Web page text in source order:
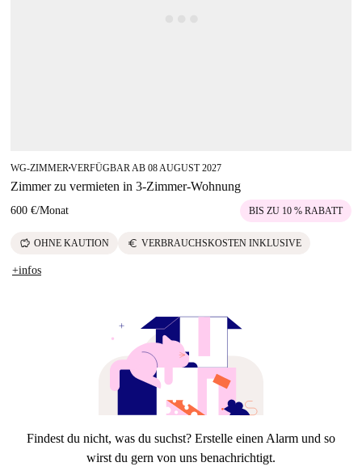
WG-ZIMMER ■VERFÜGBAR AB 08 AUGUST 2027
Zimmer zu vermieten in 3-Zimmer-Wohnung
600 €/Monat BIS ZU 10 % RABATT
savings OHNE KAUTION euro VERBRAUCHSKOSTEN INKLUSIVE
+infos
Findest du nicht, was du suchst? Erstelle einen Alarm und so
wirst du gern von uns benachrichtigt.